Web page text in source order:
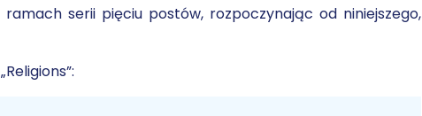
ramach serii pięciu postów, rozpoczynając od niniejszego,